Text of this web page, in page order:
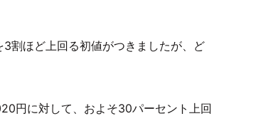
割ほど上回る初値がつきましたが、ど
円に対して、およそ30パーセント上回